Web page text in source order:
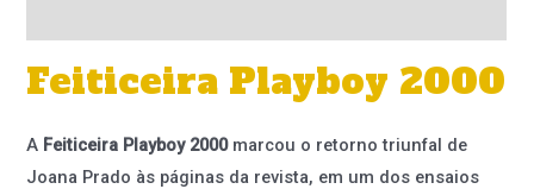
Feiticeira Playboy 2000
A Feiticeira Playboy 2000marcou o retorno triunfal de
Joana Prado às páginas da revista, em um dos ensaios